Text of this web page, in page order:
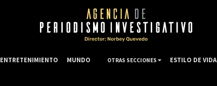
ENTRETENIMIENTO MUNDO OTRAS SECCIONES ESTILO DE VIDA